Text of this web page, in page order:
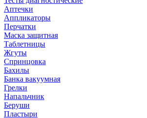
Аптечки
Аппликаторы
Перчатки
Маска защитная
Таблетницы
Жгуты
Спринцовка
Бахилы
Банка вакуумная
Грелки
Напальчник
Беруши
Пластыри